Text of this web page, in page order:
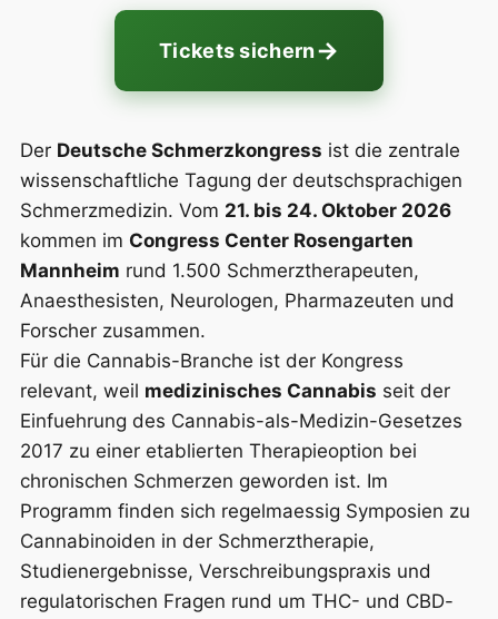
Tickets sichern→
Der Deutsche Schmerzkongress ist die zentrale
wissenschaftliche Tagung der deutschsprachigen
Schmerzmedizin. Vom 21. bis 24. Oktober 2026
kommen im Congress Center Rosengarten
Mannheim rund 1.500 Schmerztherapeuten,
Anaesthesisten, Neurologen, Pharmazeuten und
Forscher zusammen.
Für die Cannabis-Branche ist der Kongress
relevant, weil medizinisches Cannabis seit der
Einfuehrung des Cannabis-als-Medizin-Gesetzes
2017 zu einer etablierten Therapieoption bei
chronischen Schmerzen geworden ist. Im
Programm finden sich regelmaessig Symposien zu
Cannabinoiden in der Schmerztherapie,
Studienergebnisse, Verschreibungspraxis und
regulatorischen Fragen rund um THC- und CBD-